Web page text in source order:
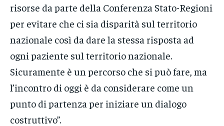
risorse da parte della Conferenza Stato-Regioni
per evitare che ci sia disparità sul territorio
nazionale così da dare la stessa risposta ad
ogni paziente sul territorio nazionale.
Sicuramente è un percorso che si può fare, ma
l’incontro di oggi è da considerare come un
punto di partenza per iniziare un dialogo
costruttivo”.